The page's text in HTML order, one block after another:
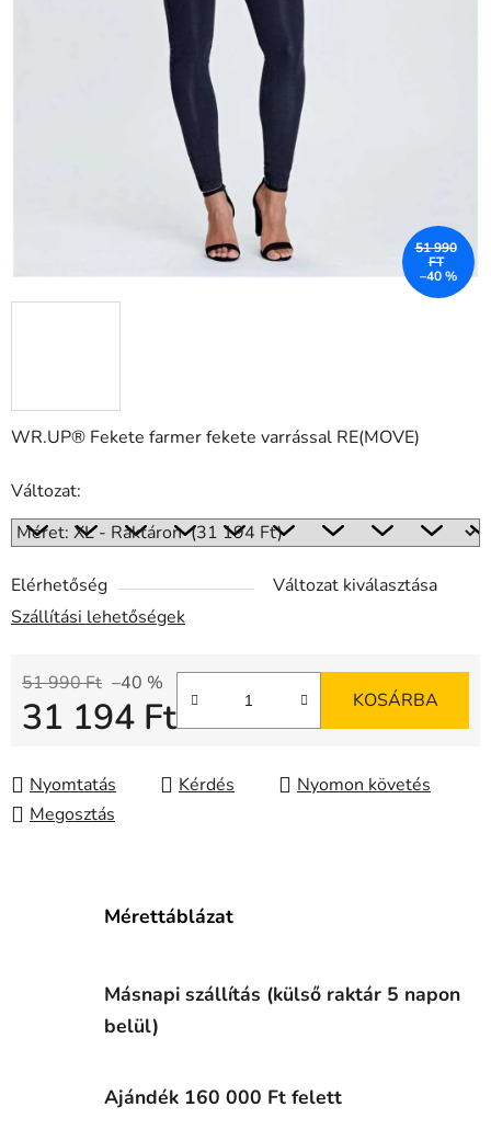
WR.UP® Fekete farmer fekete varrással RE(MOVE)
Változat:
Elérhetőség
Változat kiválasztása
Szállítási lehetőségek
51 990 Ft –40 %
31 194 Ft KOSÁRBA
Nyomtatás Kérdés
Nyomon követés
Megosztás
51 990
FT
–40 %
Mérettáblázat
Másnapi szállítás (külső raktár 5 napon
belül)
Ajándék 160 000 Ft felett